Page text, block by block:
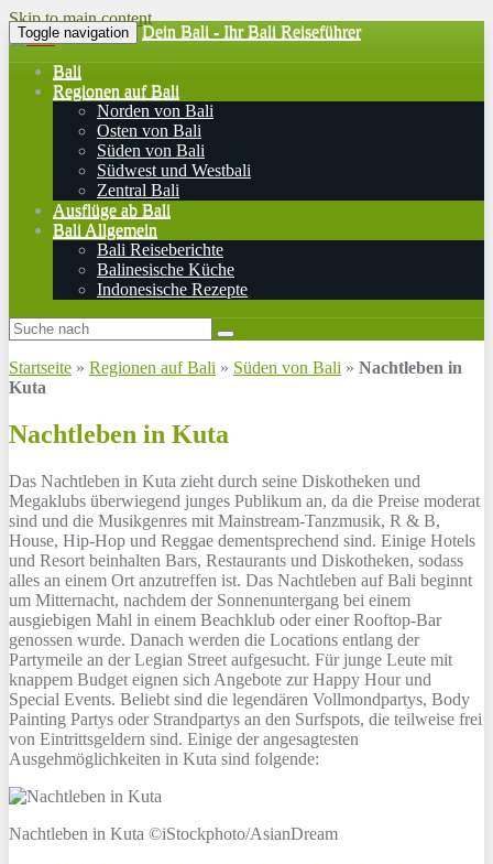
Skip to main content
Toggle navigation Dein Bali - Ihr Bali Reiseführer
Bali
Regionen auf Bali
Norden von Bali
Osten von Bali
Süden von Bali
Südwest und Westbali
Zentral Bali
Ausflüge ab Bali
Bali Allgemein
Bali Reiseberichte
Balinesische Küche
Indonesische Rezepte
Startseite » Regionen auf Bali » Süden von Bali » Nachtleben in
Kuta
Nachtleben in Kuta
Das Nachtleben in Kuta zieht durch seine Diskotheken und
Megaklubs überwiegend junges Publikum an, da die Preise moderat
sind und die Musikgenres mit Mainstream-Tanzmusik, R & B,
House, Hip-Hop und Reggae dementsprechend sind. Einige Hotels
und Resort beinhalten Bars, Restaurants und Diskotheken, sodass
alles an einem Ort anzutreffen ist. Das Nachtleben auf Bali beginnt
um Mitternacht, nachdem der Sonnenuntergang bei einem
ausgiebigen Mahl in einem Beachklub oder einer Rooftop-Bar
genossen wurde. Danach werden die Locations entlang der
Partymeile an der Legian Street aufgesucht. Für junge Leute mit
knappem Budget eignen sich Angebote zur Happy Hour und
Special Events. Beliebt sind die legendären Vollmondpartys, Body
Painting Partys oder Strandpartys an den Surfspots, die teilweise frei
von Eintrittsgeldern sind. Einige der angesagtesten
Ausgehmöglichkeiten in Kuta sind folgende:
Nachtleben in Kuta ©iStockphoto/AsianDream